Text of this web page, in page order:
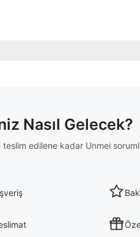
Nasıl Gelecek?
teslim edilene kadar Unmei